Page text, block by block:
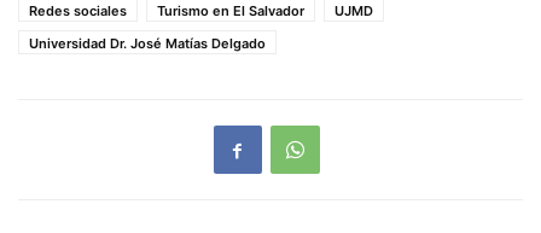
Redes sociales
Turismo en El Salvador
UJMD
Universidad Dr. José Matías Delgado